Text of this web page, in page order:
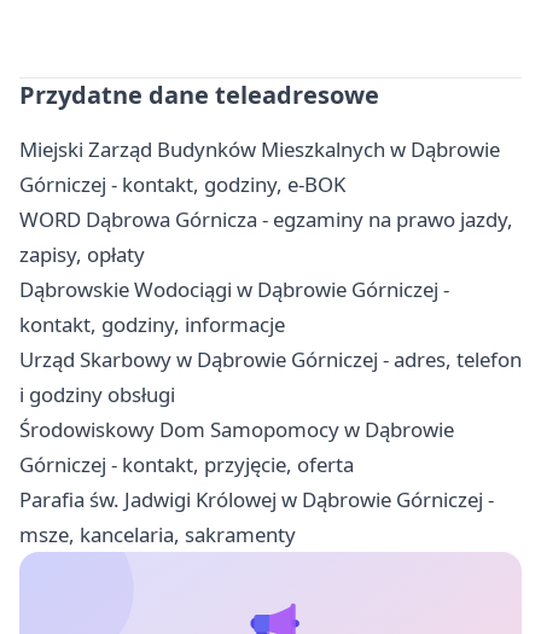
Przydatne dane teleadresowe
Miejski Zarząd Budynków Mieszkalnych w Dąbrowie
Górniczej - kontakt, godziny, e-BOK
WORD Dąbrowa Górnicza - egzaminy na prawo jazdy,
zapisy, opłaty
Dąbrowskie Wodociągi w Dąbrowie Górniczej -
kontakt, godziny, informacje
Urząd Skarbowy w Dąbrowie Górniczej - adres, telefon
i godziny obsługi
Środowiskowy Dom Samopomocy w Dąbrowie
Górniczej - kontakt, przyjęcie, oferta
Parafia św. Jadwigi Królowej w Dąbrowie Górniczej -
msze, kancelaria, sakramenty